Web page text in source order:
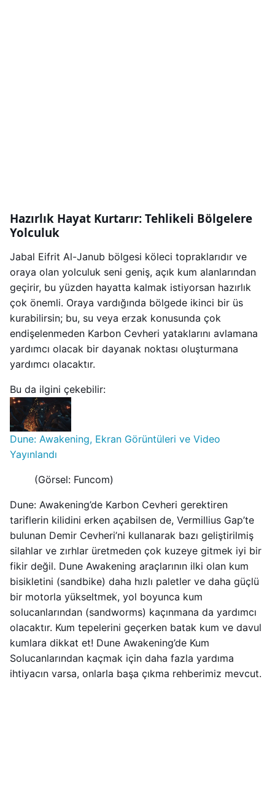
Hazırlık Hayat Kurtarır: Tehlikeli Bölgelere
Yolculuk
Jabal Eifrit Al-Janub bölgesi köleci topraklarıdır ve
oraya olan yolculuk seni geniş, açık kum alanlarından
geçirir, bu yüzden hayatta kalmak istiyorsan hazırlık
çok önemli. Oraya vardığında bölgede ikinci bir üs
kurabilirsin; bu, su veya erzak konusunda çok
endişelenmeden Karbon Cevheri yataklarını avlamana
yardımcı olacak bir dayanak noktası oluşturmana
yardımcı olacaktır.
Bu da ilgini çekebilir:
Dune: Awakening, Ekran Görüntüleri ve Video
Yayınlandı
(Görsel: Funcom)
Dune: Awakening’de Karbon Cevheri gerektiren
tariflerin kilidini erken açabilsen de, Vermillius Gap’te
bulunan Demir Cevheri’ni kullanarak bazı geliştirilmiş
silahlar ve zırhlar üretmeden çok kuzeye gitmek iyi bir
fikir değil. Dune Awakening araçlarının ilki olan kum
bisikletini (sandbike) daha hızlı paletler ve daha güçlü
bir motorla yükseltmek, yol boyunca kum
solucanlarından (sandworms) kaçınmana da yardımcı
olacaktır. Kum tepelerini geçerken batak kum ve davul
kumlara dikkat et! Dune Awakening’de Kum
Solucanlarından kaçmak için daha fazla yardıma
ihtiyacın varsa, onlarla başa çıkma rehberimiz mevcut.